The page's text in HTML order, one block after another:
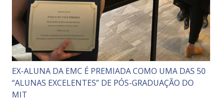
EX-ALUNA DA EMC É PREMIADA COMO UMA DAS 50
“ALUNAS EXCELENTES” DE PÓS-GRADUAÇÃO DO
MIT